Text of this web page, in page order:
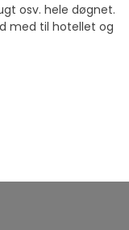
osv. hele døgnet.
med til hotellet og